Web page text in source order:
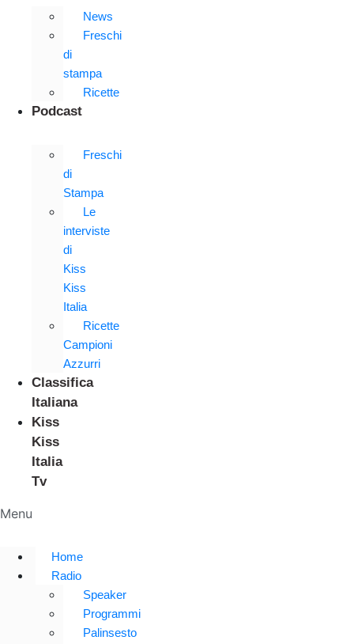
News
Freschi
di
stampa
Ricette
Podcast
Freschi
di
Stampa
Le
interviste
di
Kiss
Kiss
Italia
Ricette
Campioni
Azzurri
Classifica
Italiana
Kiss
Kiss
Italia
Tv
Menu
Home
Radio
Speaker
Programmi
Palinsesto